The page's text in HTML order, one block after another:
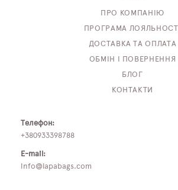
ПРО КОМПАНІЮ
ПРОГРАМА ЛОЯЛЬНОСТІ
ДОСТАВКА ТА ОПЛАТА
ОБМІН І ПОВЕРНЕННЯ
БЛОГ
КОНТАКТИ
Телефон:
+380933398788
E-mail:
info@lapabags.com